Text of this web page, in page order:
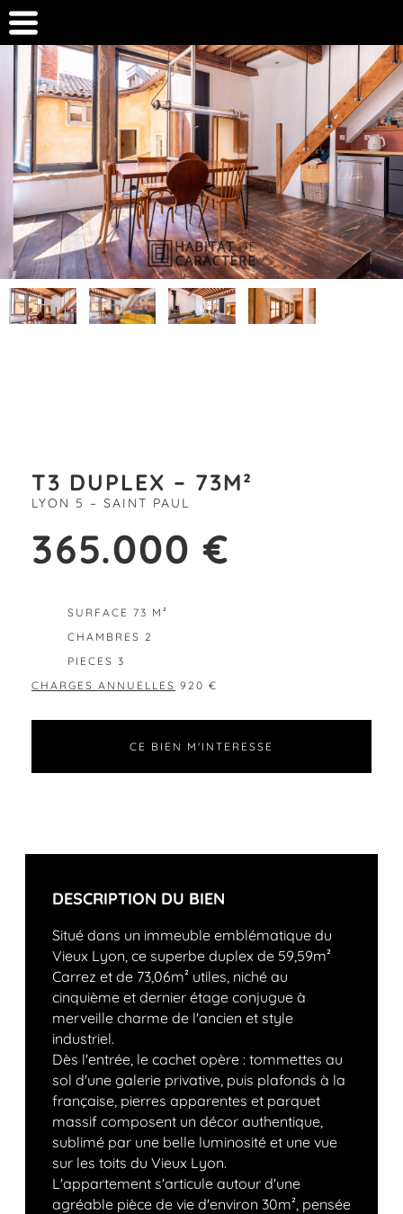
T3 DUPLEX – 73M²
LYON 5 – SAINT PAUL
365.000 €
SURFACE 73 M²
CHAMBRES 2
PIECES 3
CHARGES ANNUELLES 920 €
CE BIEN M'INTERESSE
DESCRIPTION DU BIEN
Situé dans un immeuble emblématique du
Vieux Lyon, ce superbe duplex de 59,59m²
Carrez et de 73,06m² utiles, niché au
cinquième et dernier étage conjugue à
merveille charme de l'ancien et style
industriel.
Dès l'entrée, le cachet opère : tommettes au
sol d'une galerie privative, puis plafonds à la
française, pierres apparentes et parquet
massif composent un décor authentique,
sublimé par une belle luminosité et une vue
sur les toits du Vieux Lyon.
L'appartement s'articule autour d'une
agréable pièce de vie d'environ 30m², pensée